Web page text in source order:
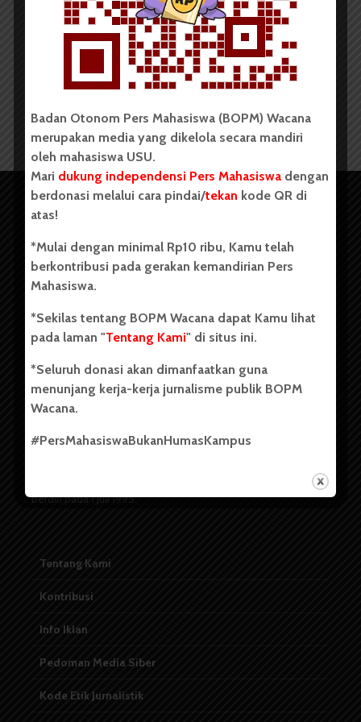
UKM Catur USU Adakan
Perekrutan Anggota Baru
Copyright © 2023. All rights reserved BOPM WACANA.
Badan Otonom Pers Mahasiswa (BOPM) Wacana merupakan
secara mandiri oleh mahasiswa Universitas Sumatera Utara
(USU). Sebelumnya BOPM Wacana merupakan salah satu
berdiri pada 1 Juli 1995.
Tentang Kami
Kontribusi
Info Iklan
Pedoman Media Siber
Kode Etik Jurnalistik
Badan Otonom Pers Mahasiswa (BOPM) Wacana
merupakan media yang dikelola secara mandiri
oleh mahasiswa USU.
Mari dukung independensi Pers Mahasiswa dengan
berdonasi melalui cara pindai/tekan kode QR di
atas!
*Mulai dengan minimal Rp10 ribu, Kamu telah
berkontribusi pada gerakan kemandirian Pers
Mahasiswa.
*Sekilas tentang BOPM Wacana dapat Kamu lihat
pada laman "Tentang Kami" di situs ini.
*Seluruh donasi akan dimanfaatkan guna
menunjang kerja-kerja jurnalisme publik BOPM
Wacana.
#PersMahasiswaBukanHumasKampus